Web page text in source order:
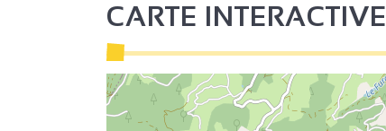
CARTE INTERACTIVE